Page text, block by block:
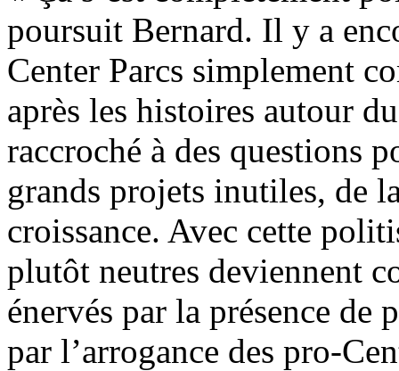
poursuit Bernard. Il y a
Center Parcs simplement
après les histoires autour
raccroché à des questions
grands projets inutiles, de
croissance. Avec cette
plutôt neutres deviennent
énervés par la présence de
par l’arrogance des pro-